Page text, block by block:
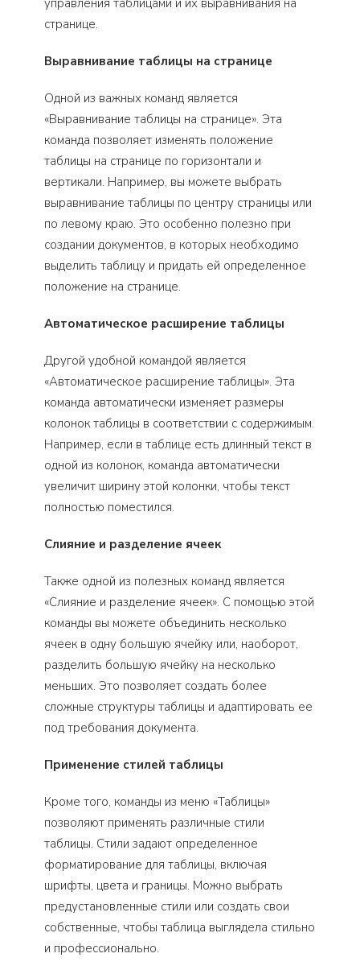
странице.
Выравнивание таблицы на странице
Одной из важных команд является
«Выравнивание таблицы на странице». Эта
команда позволяет изменять положение
таблицы на странице по горизонтали и
вертикали. Например, вы можете выбрать
выравнивание таблицы по центру страницы или
по левому краю. Это особенно полезно при
создании документов, в которых необходимо
выделить таблицу и придать ей определенное
положение на странице.
Автоматическое расширение таблицы
Другой удобной командой является
«Автоматическое расширение таблицы». Эта
команда автоматически изменяет размеры
колонок таблицы в соответствии с содержимым.
Например, если в таблице есть длинный текст в
одной из колонок, команда автоматически
увеличит ширину этой колонки, чтобы текст
полностью поместился.
Слияние и разделение ячеек
Также одной из полезных команд является
«Слияние и разделение ячеек». С помощью этой
команды вы можете объединить несколько
ячеек в одну большую ячейку или, наоборот,
разделить большую ячейку на несколько
меньших. Это позволяет создать более
сложные структуры таблицы и адаптировать ее
под требования документа.
Применение стилей таблицы
Кроме того, команды из меню «Таблицы»
позволяют применять различные стили
таблицы. Стили задают определенное
форматирование для таблицы, включая
шрифты, цвета и границы. Можно выбрать
предустановленные стили или создать свои
собственные, чтобы таблица выглядела стильно
и профессионально.